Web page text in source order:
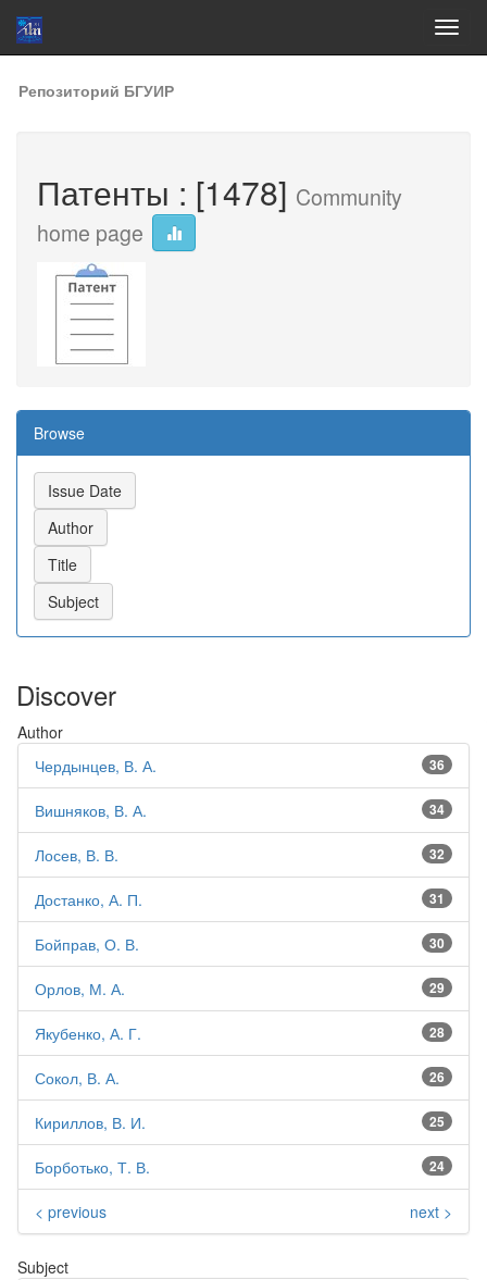
Skip
navigation
Репозиторий БГУИР
Патенты : [1478] Community
home page
Browse
Discover
Author
36
Чердынцев, В. А.
34
Вишняков, В. А.
32
Лосев, В. В.
31
Достанко, А. П.
30
Бойправ, О. В.
29
Орлов, М. А.
28
Якубенко, А. Г.
26
Сокол, В. А.
25
Кириллов, В. И.
24
Борботько, Т. В.
< previous next >
Subject